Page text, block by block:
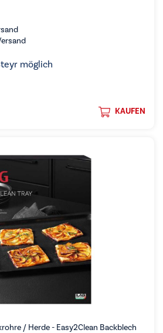
möglich
KAUFEN
/ Herde - Easy2Clean Backblech